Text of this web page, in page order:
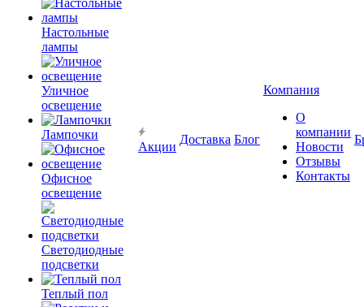
Настольные
лампы
Уличное
освещение
Лампочки
Офисное
освещение
Светодиодные
подсветки
Теплый пол
Акции
Доставка Блог
Компания
О
компании
Новости
Отзывы
Контакты